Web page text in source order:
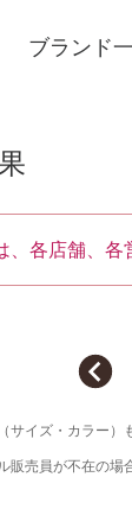
ブランド
、各店舗、
イズ・カラー）
売員が不在の場